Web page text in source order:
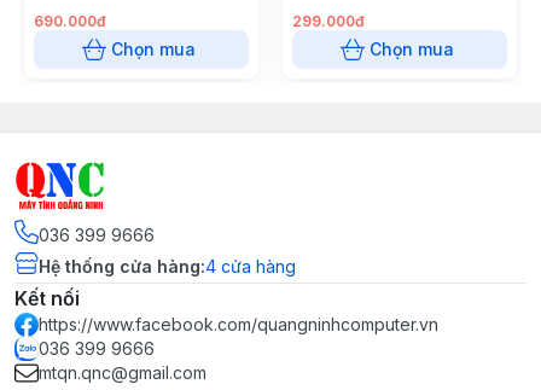
Thiết kế mạnh mẽ ấn tượng của tai nghe
DareU EH925
DareU EH925 là tai nghe over-ear nên phần chụp
trợ tăng tiếng chân PUBG)
690.000đ
Chọn mua
299.000đ
Chọn mua
036 399 9666
Hệ thống cửa hàng:4 cửa hàng
Kết nối
https://www.facebook.com/quangninhcomputer.vn
036 399 9666
mtqn.qnc@gmail.com